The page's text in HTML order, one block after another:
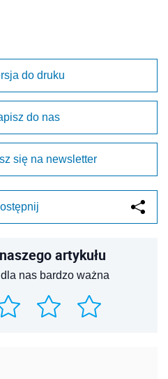
do druku
do nas
się na newsletter
artykułu
nas bardzo ważna